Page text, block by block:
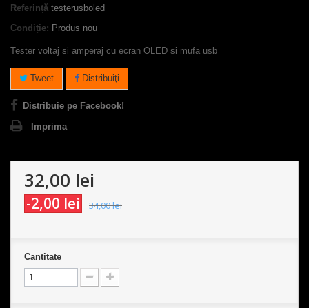
Referință testerusboled
Condiție: Produs nou
Tester voltaj si amperaj cu ecran OLED si mufa usb
Tweet Distribuiţi
Distribuie pe Facebook!
Imprima
32,00 lei
-2,00 lei 34,00 lei
Cantitate